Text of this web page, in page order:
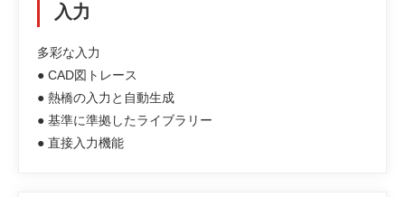
入力
多彩な入力
● CAD図トレース
● 熱橋の入力と自動生成
● 基準に準拠したライブラリー
● 直接入力機能